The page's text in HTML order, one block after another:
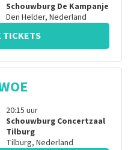
Schouwburg De Kampanje
Den Helder, Nederland
TICKETS
20:15 uur
Schouwburg Concertzaal
Tilburg
Tilburg, Nederland